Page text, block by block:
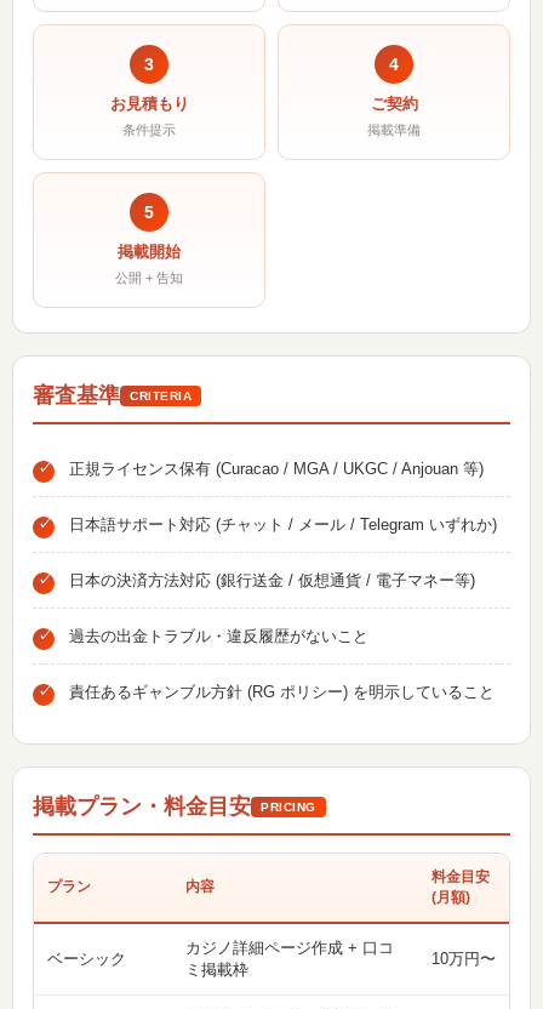
3
お見積もり
条件提示
4
ご契約
掲載準備
5
掲載開始
公開 + 告知
審査基準 CRITERIA
正規ライセンス保有 (Curacao / MGA / UKGC / Anjouan 等)
日本語サポート対応 (チャット / メール / Telegram いずれか)
日本の決済方法対応 (銀行送金 / 仮想通貨 / 電子マネー等)
過去の出金トラブル・違反履歴がないこと
責任あるギャンブル方針 (RG ポリシー) を明示していること
掲載プラン・料金目安 PRICING
プラン 内容
料金目安
(月額)
ベーシック
カジノ詳細ページ作成 + 口コ
ミ掲載枠
10万円〜